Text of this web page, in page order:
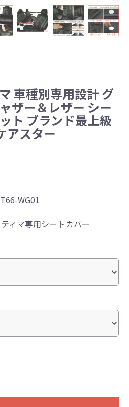
車種別専用設計 グ
ザー＆レザー シー
ト ブランド最上級
アスター
WG01
ィマ専用シートカバー